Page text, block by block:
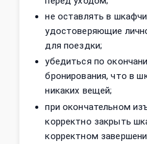
не оставлять в
удостоверяющие
для поездки;
убедиться по
бронирования, что в
никаких вещей;
при окончательном
корректно закрыть
корректном